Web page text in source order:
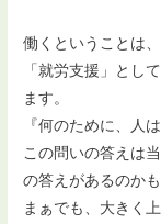
働くということは
「就労支援」とし
ます。
『何のために、人
この問いの答えは
の答えがあるのかも
まぁでも、大きく